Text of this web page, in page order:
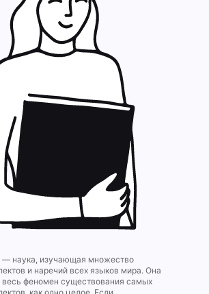
— наука, изучающая множество
и наречий всех языков мира. Она
весь феномен существования самых